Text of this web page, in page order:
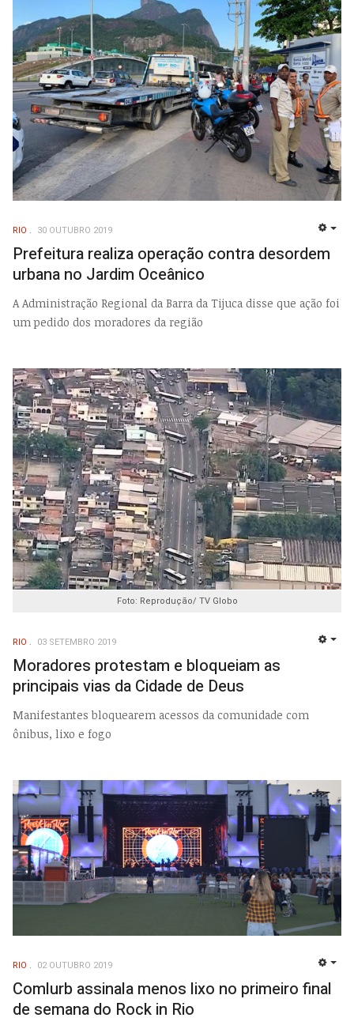
RIO 30 OUTUBRO 2019
Prefeitura realiza operação contra desordem
urbana no Jardim Oceânico
A Administração Regional da Barra da Tijuca disse que ação foi
um pedido dos moradores da região
Foto: Reprodução/ TV Globo
RIO 03 SETEMBRO 2019
Moradores protestam e bloqueiam as
principais vias da Cidade de Deus
Manifestantes bloquearem acessos da comunidade com
ônibus, lixo e fogo
RIO 02 OUTUBRO 2019
Comlurb assinala menos lixo no primeiro final
de semana do Rock in Rio